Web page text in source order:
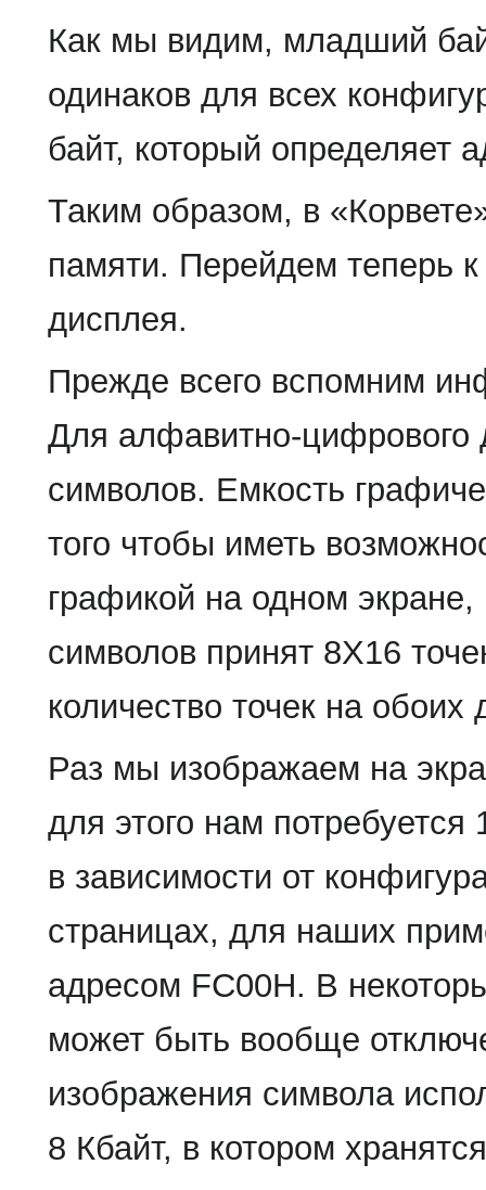
Как мы видим, младший
одинаков для всех
байт, который определяет
Таким образом, в
памяти. Перейдем теперь к
дисплея.
Прежде всего вспомним
Для алфавитно-цифрового
символов. Емкость
того чтобы иметь
графикой на одном
символов принят 8Х16
количество точек на обоих
Раз мы изображаем на
для этого нам
в зависимости от
страницах, для наших
адресом FC00H. В
может быть вообще
изображения символа
8 Кбайт, в котором